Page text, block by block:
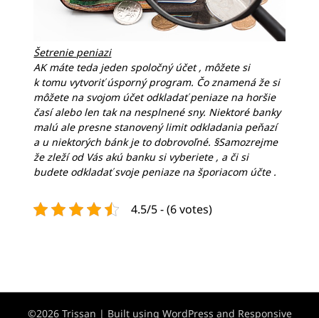
Šetrenie peniazi
AK máte teda jeden spoločný účet , môžete si
k tomu vytvoriť úsporný program. Čo znamená že si
môžete na svojom účet odkladať peniaze na horšie
časí alebo len tak na nesplnené sny. Niektoré banky
malú ale presne stanovený limit odkladania peňazí
a u niektorých bánk je to dobrovoľné. §Samozrejme
že zleží od Vás akú banku si vyberiete , a či si
budete odkladať svoje peniaze na šporiacom účte .
4.5/5 - (6 votes)
©2026 Trissan | Built using WordPress and Responsive